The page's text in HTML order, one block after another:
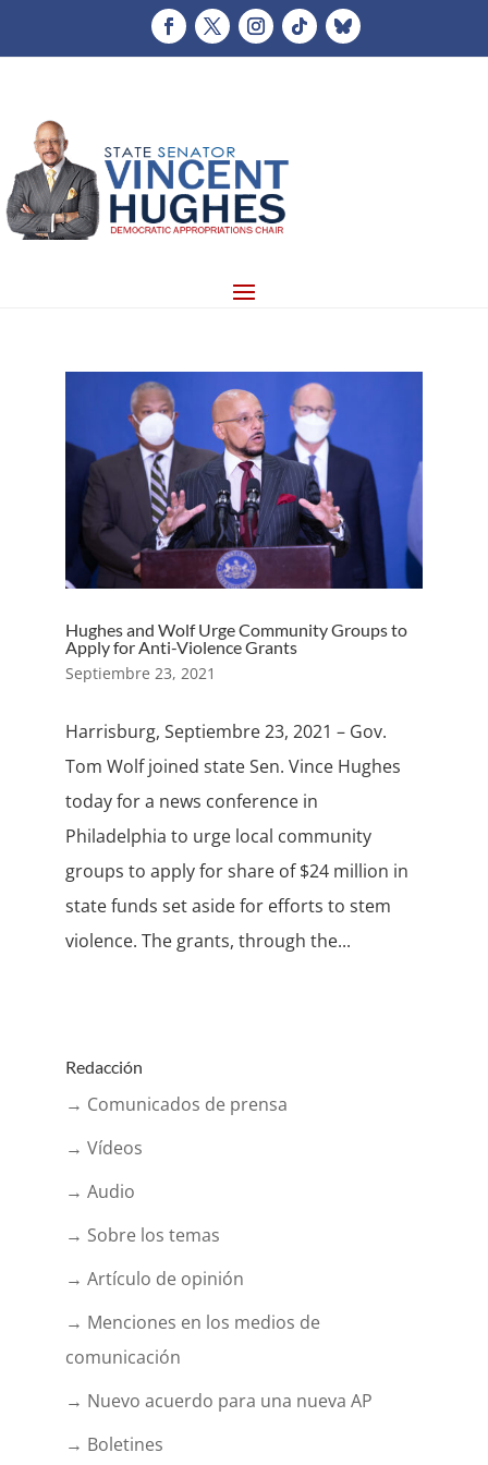
Hughes and Wolf Urge Community Groups to
Apply for Anti-Violence Grants
Septiembre 23, 2021
Harrisburg, Septiembre 23, 2021 – Gov.
Tom Wolf joined state Sen. Vince Hughes
today for a news conference in
Philadelphia to urge local community
groups to apply for share of $24 million in
state funds set aside for efforts to stem
violence. The grants, through the...
Redacción
→ Comunicados de prensa
→ Vídeos
→ Audio
→ Sobre los temas
→ Artículo de opinión
→ Menciones en los medios de
comunicación
→ Nuevo acuerdo para una nueva AP
→ Boletines